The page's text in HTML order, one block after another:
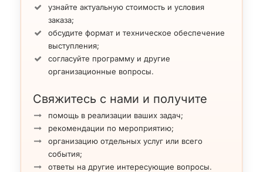
узнайте актуальную стоимость и условия
заказа;
обсудите формат и техническое обеспечение
выступления;
согласуйте программу и другие
организационные вопросы.
Свяжитесь с нами и получите
помощь в реализации ваших задач;
рекомендации по мероприятию;
организацию отдельных услуг или всего
события;
ответы на другие интересующие вопросы.